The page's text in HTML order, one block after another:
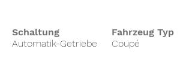
Schaltung
Fahrzeug Typ
Automatik-Getriebe
Coupé